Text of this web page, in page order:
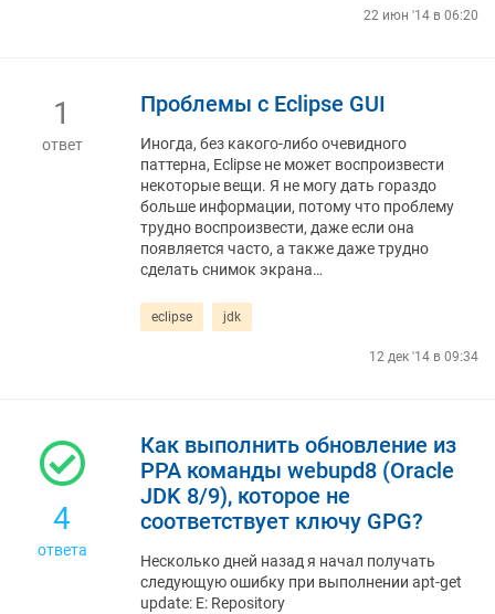
22 июн '14 в 06:20
1
ответ
Проблемы с Eclipse GUI
Иногда, без какого-либо очевидного
паттерна, Eclipse не может воспроизвести
некоторые вещи. Я не могу дать гораздо
больше информации, потому что проблему
трудно воспроизвести, даже если она
появляется часто, а также даже трудно
сделать снимок экрана…
eclipse jdk
12 дек '14 в 09:34
4
ответа
Как выполнить обновление из
PPA команды webupd8 (Oracle
JDK 8/9), которое не
соответствует ключу GPG?
Несколько дней назад я начал получать
следующую ошибку при выполнении apt-get
update: E: Repository